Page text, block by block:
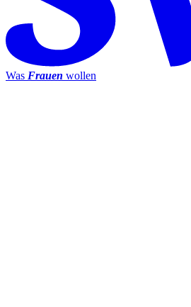
Was Frauen wollen